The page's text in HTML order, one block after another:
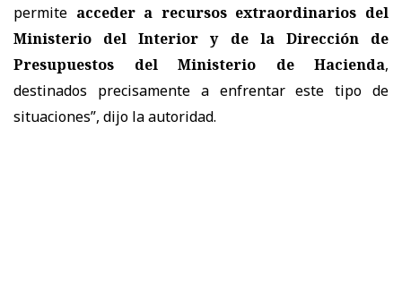
permite acceder a recursos extraordinarios del
Ministerio del Interior y de la Dirección de
Presupuestos del Ministerio de Hacienda,
destinados precisamente a enfrentar este tipo de
situaciones”, dijo la autoridad.